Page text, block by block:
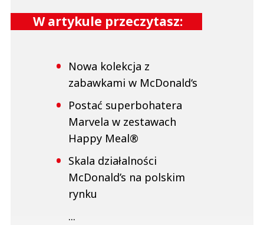
W artykule przeczytasz:
Nowa kolekcja z
zabawkami w McDonald‘s
Postać superbohatera
Marvela w zestawach
Happy Meal®
Skala działalności
McDonald’s na polskim
rynku
...